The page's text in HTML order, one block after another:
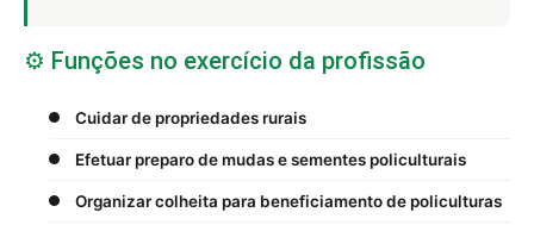
⚙️ Funções no exercício da profissão
Cuidar de propriedades rurais
Efetuar preparo de mudas e sementes policulturais
Organizar colheita para beneficiamento de policulturas